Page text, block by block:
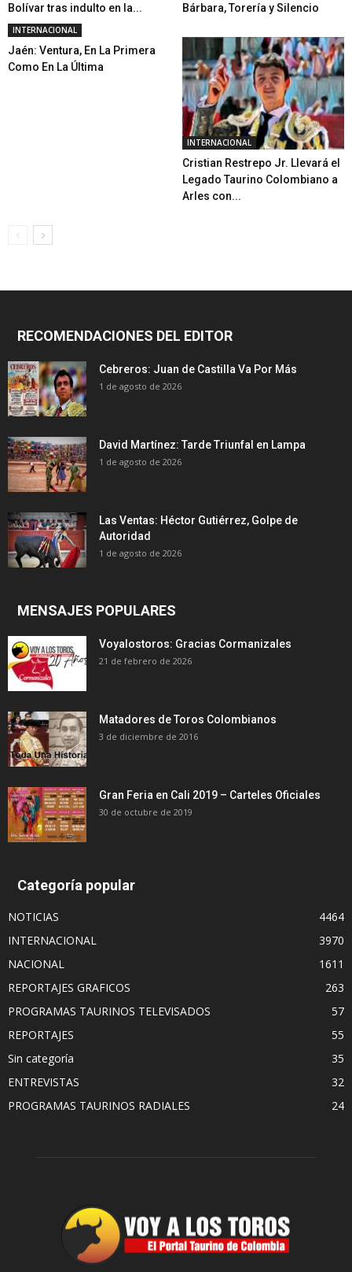
Bolívar tras indulto en la...
Bárbara, Torería y Silencio
INTERNACIONAL
Jaén: Ventura, En La Primera
Como En La Última
INTERNACIONAL
Cristian Restrepo Jr. Llevará el
Legado Taurino Colombiano a
Arles con...
RECOMENDACIONES DEL EDITOR
Cebreros: Juan de Castilla Va Por Más
1 de agosto de 2026
David Martínez: Tarde Triunfal en Lampa
1 de agosto de 2026
Las Ventas: Héctor Gutiérrez, Golpe de
Autoridad
1 de agosto de 2026
MENSAJES POPULARES
Voyalostoros: Gracias Cormanizales
21 de febrero de 2026
Matadores de Toros Colombianos
3 de diciembre de 2016
Gran Feria en Cali 2019 – Carteles Oficiales
30 de octubre de 2019
Categoría popular
NOTICIAS
4464
INTERNACIONAL
3970
NACIONAL
1611
REPORTAJES GRAFICOS
263
PROGRAMAS TAURINOS TELEVISADOS
57
REPORTAJES
55
Sin categoría
35
ENTREVISTAS
32
PROGRAMAS TAURINOS RADIALES
24